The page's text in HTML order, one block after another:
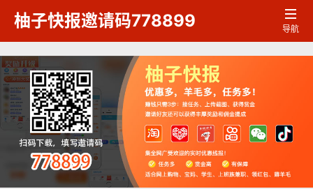
柚子快报邀请码778899 
导航